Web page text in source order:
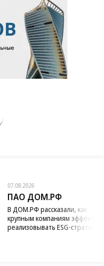
итоговый план СВО
высказался о
Крыма
союзник России